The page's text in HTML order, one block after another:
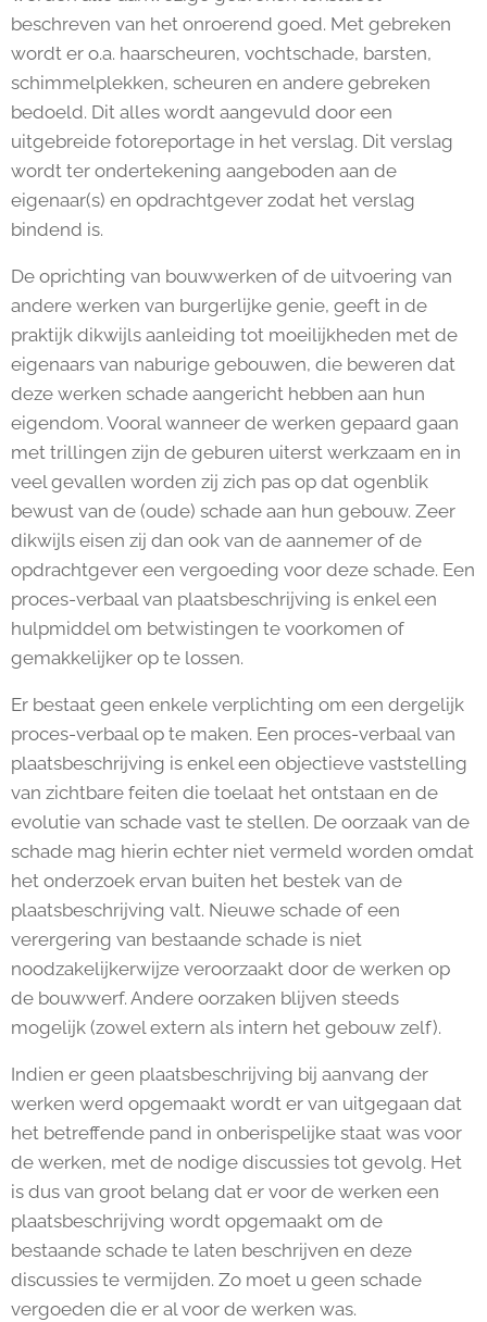
beschreven van het onroerend goed. Met gebreken
wordt er o.a. haarscheuren, vochtschade, barsten,
schimmelplekken, scheuren en andere gebreken
bedoeld. Dit alles wordt aangevuld door een
uitgebreide fotoreportage in het verslag. Dit verslag
wordt ter ondertekening aangeboden aan de
eigenaar(s) en opdrachtgever zodat het verslag
bindend is.
De oprichting van bouwwerken of de uitvoering van
andere werken van burgerlijke genie, geeft in de
praktijk dikwijls aanleiding tot moeilijkheden met de
eigenaars van naburige gebouwen, die beweren dat
deze werken schade aangericht hebben aan hun
eigendom. Vooral wanneer de werken gepaard gaan
met trillingen zijn de geburen uiterst werkzaam en in
veel gevallen worden zij zich pas op dat ogenblik
bewust van de (oude) schade aan hun gebouw. Zeer
dikwijls eisen zij dan ook van de aannemer of de
opdrachtgever een vergoeding voor deze schade. Een
proces-verbaal van plaatsbeschrijving is enkel een
hulpmiddel om betwistingen te voorkomen of
gemakkelijker op te lossen.
Er bestaat geen enkele verplichting om een dergelijk
proces-verbaal op te maken. Een proces-verbaal van
plaatsbeschrijving is enkel een objectieve vaststelling
van zichtbare feiten die toelaat het ontstaan en de
evolutie van schade vast te stellen. De oorzaak van de
schade mag hierin echter niet vermeld worden omdat
het onderzoek ervan buiten het bestek van de
plaatsbeschrijving valt. Nieuwe schade of een
verergering van bestaande schade is niet
noodzakelijkerwijze veroorzaakt door de werken op
de bouwwerf. Andere oorzaken blijven steeds
mogelijk (zowel extern als intern het gebouw zelf).
Indien er geen plaatsbeschrijving bij aanvang der
werken werd opgemaakt wordt er van uitgegaan dat
het betreffende pand in onberispelijke staat was voor
de werken, met de nodige discussies tot gevolg. Het
is dus van groot belang dat er voor de werken een
plaatsbeschrijving wordt opgemaakt om de
bestaande schade te laten beschrijven en deze
discussies te vermijden. Zo moet u geen schade
vergoeden die er al voor de werken was.